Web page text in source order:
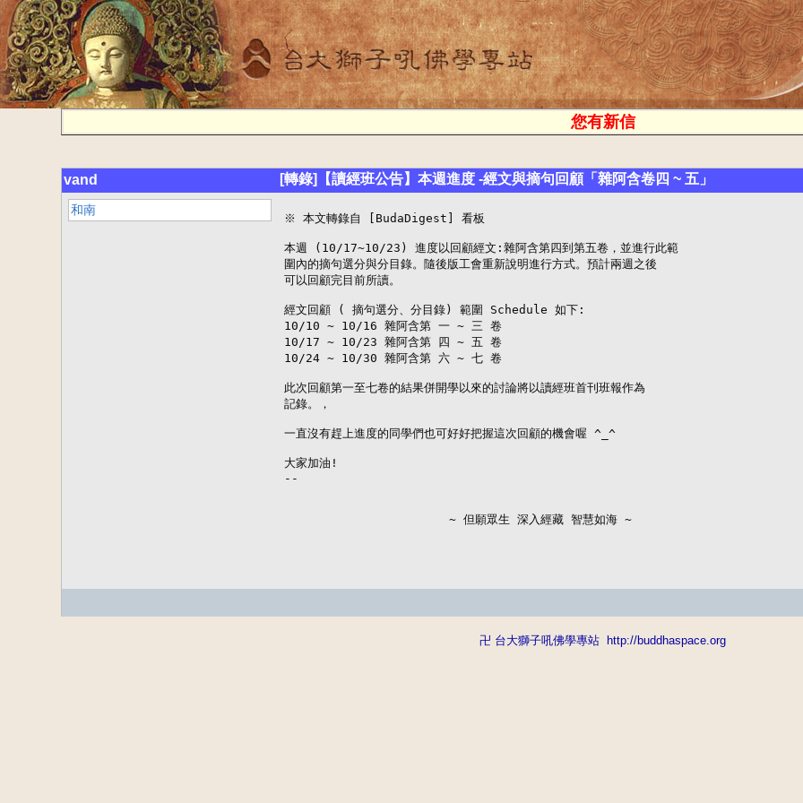
您有新信
vand [轉錄]【讀經班公告】本週進度 -經文與摘句回顧「雜阿含卷四 ~ 五」
和南
※ 本文轉錄自 [BudaDigest] 看板
本週 (10/17~10/23) 進度以回顧經文:雜阿含第四到第五卷，並進行此範
圍內的摘句選分與分目錄。隨後版工會重新說明進行方式。預計兩週之後
可以回顧完目前所讀。
經文回顧 ( 摘句選分、分目錄) 範圍 Schedule 如下:
10/10 ~ 10/16 雜阿含第 一 ~ 三 卷
10/17 ~ 10/23 雜阿含第 四 ~ 五 卷
10/24 ~ 10/30 雜阿含第 六 ~ 七 卷
此次回顧第一至七卷的結果併開學以來的討論將以讀經班首刊班報作為
記錄。，
一直沒有趕上進度的同學們也可好好把握這次回顧的機會喔 ^_^
大家加油!
--
                       ~ 但願眾生 深入經藏 智慧如海 ~
卍 台大獅子吼佛學專站 http://buddhaspace.org